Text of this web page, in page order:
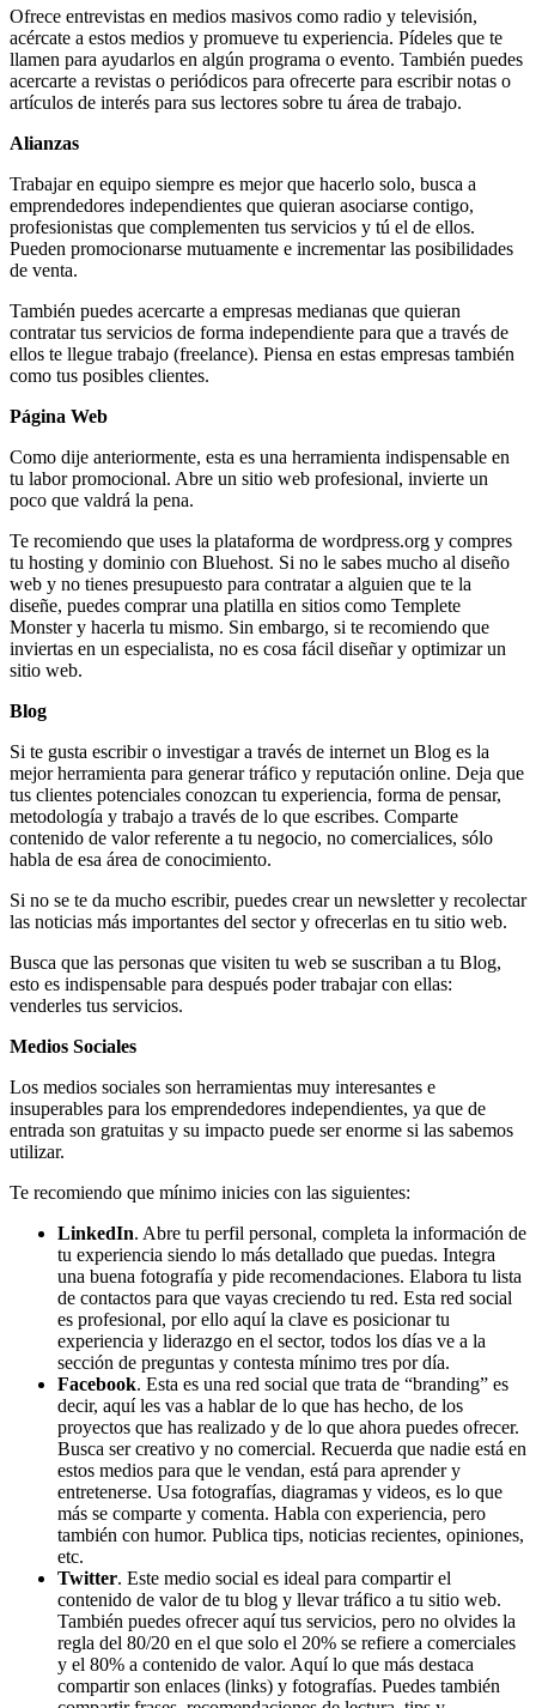
Ofrece entrevistas en medios masivos como radio y televisión,
acércate a estos medios y promueve tu experiencia. Pídeles que te
llamen para ayudarlos en algún programa o evento. También puedes
acercarte a revistas o periódicos para ofrecerte para escribir notas o
artículos de interés para sus lectores sobre tu área de trabajo.
Alianzas
Trabajar en equipo siempre es mejor que hacerlo solo, busca a
emprendedores independientes que quieran asociarse contigo,
profesionistas que complementen tus servicios y tú el de ellos.
Pueden promocionarse mutuamente e incrementar las posibilidades
de venta.
También puedes acercarte a empresas medianas que quieran
contratar tus servicios de forma independiente para que a través de
ellos te llegue trabajo (freelance). Piensa en estas empresas también
como tus posibles clientes.
Página Web
Como dije anteriormente, esta es una herramienta indispensable en
tu labor promocional. Abre un sitio web profesional, invierte un
poco que valdrá la pena.
Te recomiendo que uses la plataforma de wordpress.org y compres
tu hosting y dominio con Bluehost. Si no le sabes mucho al diseño
web y no tienes presupuesto para contratar a alguien que te la
diseñe, puedes comprar una platilla en sitios como Templete
Monster y hacerla tu mismo. Sin embargo, si te recomiendo que
inviertas en un especialista, no es cosa fácil diseñar y optimizar un
sitio web.
Blog
Si te gusta escribir o investigar a través de internet un Blog es la
mejor herramienta para generar tráfico y reputación online. Deja que
tus clientes potenciales conozcan tu experiencia, forma de pensar,
metodología y trabajo a través de lo que escribes. Comparte
contenido de valor referente a tu negocio, no comercialices, sólo
habla de esa área de conocimiento.
Si no se te da mucho escribir, puedes crear un newsletter y recolectar
las noticias más importantes del sector y ofrecerlas en tu sitio web.
Busca que las personas que visiten tu web se suscriban a tu Blog,
esto es indispensable para después poder trabajar con ellas:
venderles tus servicios.
Medios Sociales
Los medios sociales son herramientas muy interesantes e
insuperables para los emprendedores independientes, ya que de
entrada son gratuitas y su impacto puede ser enorme si las sabemos
utilizar.
Te recomiendo que mínimo inicies con las siguientes:
LinkedIn. Abre tu perfil personal, completa la información de
tu experiencia siendo lo más detallado que puedas. Integra
una buena fotografía y pide recomendaciones. Elabora tu lista
de contactos para que vayas creciendo tu red. Esta red social
es profesional, por ello aquí la clave es posicionar tu
experiencia y liderazgo en el sector, todos los días ve a la
sección de preguntas y contesta mínimo tres por día.
Facebook. Esta es una red social que trata de “branding” es
decir, aquí les vas a hablar de lo que has hecho, de los
proyectos que has realizado y de lo que ahora puedes ofrecer.
Busca ser creativo y no comercial. Recuerda que nadie está en
estos medios para que le vendan, está para aprender y
entretenerse. Usa fotografías, diagramas y videos, es lo que
más se comparte y comenta. Habla con experiencia, pero
también con humor. Publica tips, noticias recientes, opiniones,
etc.
Twitter. Este medio social es ideal para compartir el
contenido de valor de tu blog y llevar tráfico a tu sitio web.
También puedes ofrecer aquí tus servicios, pero no olvides la
regla del 80/20 en el que solo el 20% se refiere a comerciales
y el 80% a contenido de valor. Aquí lo que más destaca
compartir son enlaces (links) y fotografías. Puedes también